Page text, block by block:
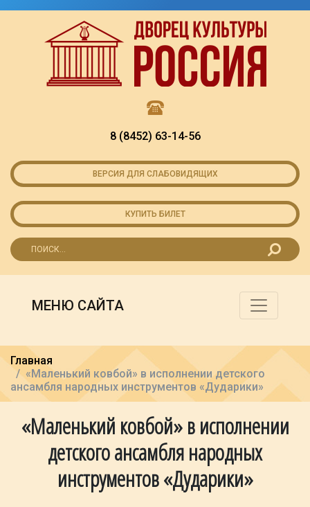
8 (8452) 63-14-56
ВЕРСИЯ ДЛЯ СЛАБОВИДЯЩИХ
КУПИТЬ БИЛЕТ
МЕНЮ САЙТА
Главная
«Маленький ковбой» в исполнении детского
ансамбля народных инструментов «Дударики»
«Маленький ковбой» в исполнении
детского ансамбля народных
инструментов «Дударики»